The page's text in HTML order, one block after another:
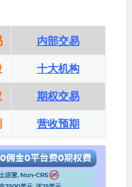
内部交易
十大机构
期权交易
营收预期